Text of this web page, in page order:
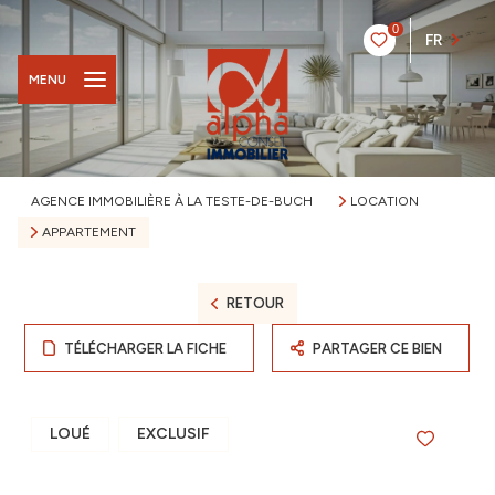
0
FR
MENU
AGENCE IMMOBILIÈRE À LA TESTE-DE-BUCH
LOCATION
APPARTEMENT
RETOUR
TÉLÉCHARGER LA FICHE PARTAGER CE BIEN
LOUÉ EXCLUSIF